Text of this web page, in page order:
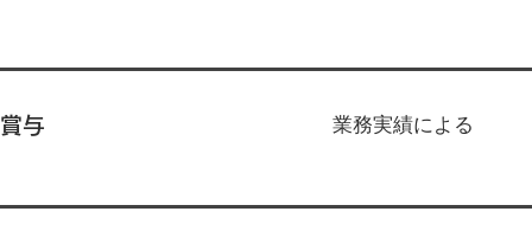
​賞与 業務実績による